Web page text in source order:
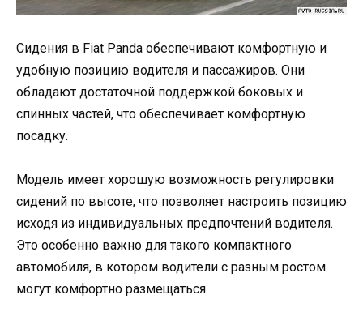
Сидения в Fiat Panda обеспечивают комфортную и
удобную позицию водителя и пассажиров. Они
обладают достаточной поддержкой боковых и
спинных частей, что обеспечивает комфортную
посадку.
Модель имеет хорошую возможность регулировки
сидений по высоте, что позволяет настроить позицию
исходя из индивидуальных предпочтений водителя.
Это особенно важно для такого компактного
автомобиля, в котором водители с разным ростом
могут комфортно размещаться.